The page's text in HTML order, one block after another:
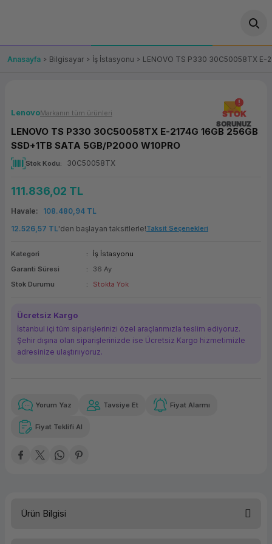
OT/VT Ürünleri
Fiş Yazıcı
Panel PC
(Firewall)
Bileşenleri
Makinesi
Makinesi
Çözümleri
Bağlantı
Yedekleme
Ürünler
Paketi
Anasayfa Bilgisayar İş İstasyonu LENOVO TS P330 30C50058TX E-
STOK
SORUNUZ
LenovoMarkanın tüm ürünleri
LENOVO TS P330 30C50058TX E-2174G 16GB 256GB
SSD+1TB SATA 5GB/P2000 W10PRO
Stok Kodu 30C50058TX
111.836,02 TL
Havale
108.480,94 TL
12.526,57 TL'den başlayan taksitlerle!Taksit Seçenekleri
Kategori
İş İstasyonu
Garanti Süresi
36 Ay
Stok Durumu
Stokta Yok
Ücretsiz Kargo
İstanbul içi tüm siparişlerinizi özel araçlarımızla teslim ediyoruz.
Şehir dışına olan siparişlerinizde ise Ücretsiz Kargo hizmetimizle
adresinize ulaştırııyoruz.
Güvenilir Alışveriş
Kolay iade imkanı
12.526,57 TL
Yorum Yaz Tavsiye Et Fiyat Alarmı
Fiyat Teklifi Al
Ürün Bilgisi